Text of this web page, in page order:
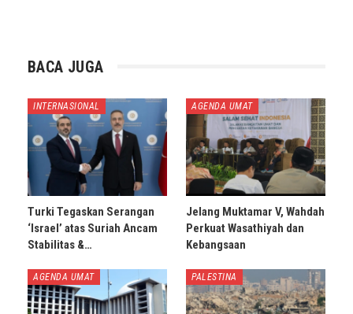
BACA JUGA
INTERNASIONAL
Turki Tegaskan Serangan
‘Israel’ atas Suriah Ancam
Stabilitas &…
AGENDA UMAT
Jelang Muktamar V, Wahdah
Perkuat Wasathiyah dan
Kebangsaan
AGENDA UMAT PALESTINA